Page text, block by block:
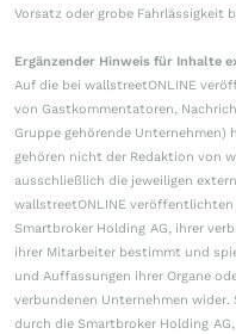
Vorsatz oder grobe Fahrlässigkeit
Ergänzender Hinweis für Inhalte
Auf die bei wallstreetONLINE
von Gastkommentatoren,
Gruppe gehörende Unternehmen)
gehören nicht der Redaktion von
ausschließlich die jeweiligen
wallstreetONLINE
Smartbroker Holding AG, ihrer
ihrer Mitarbeiter bestimmt und
und Auffassungen ihrer Organe
verbundenen Unternehmen
durch die Smartbroker Holding